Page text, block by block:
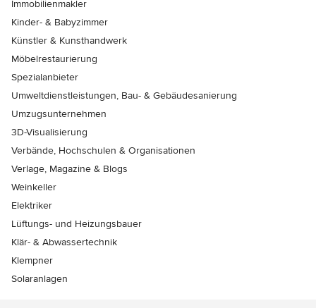
Immobilienmakler
Kinder- & Babyzimmer
Künstler & Kunsthandwerk
Möbelrestaurierung
Spezialanbieter
Umweltdienstleistungen, Bau- & Gebäudesanierung
Umzugsunternehmen
3D-Visualisierung
Verbände, Hochschulen & Organisationen
Verlage, Magazine & Blogs
Weinkeller
Elektriker
Lüftungs- und Heizungsbauer
Klär- & Abwassertechnik
Klempner
Solaranlagen